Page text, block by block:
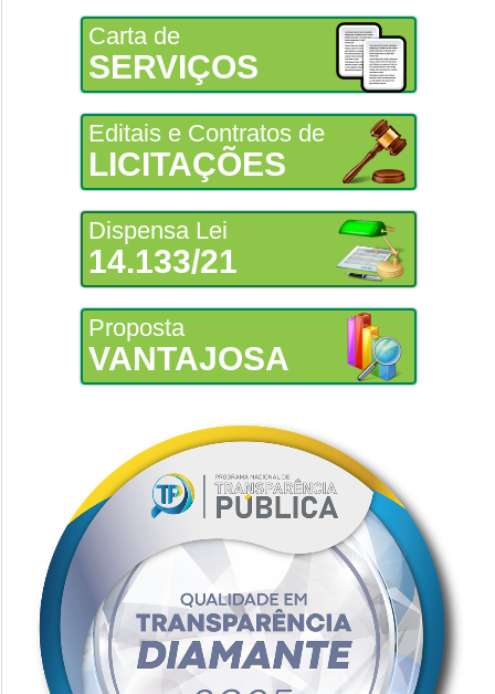
Carta de
SERVIÇOS
Editais e Contratos de
LICITAÇÕES
Dispensa Lei
14.133/21
Proposta
VANTAJOSA